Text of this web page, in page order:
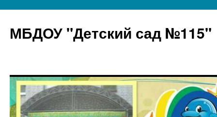
МБДОУ "Детский сад №115"